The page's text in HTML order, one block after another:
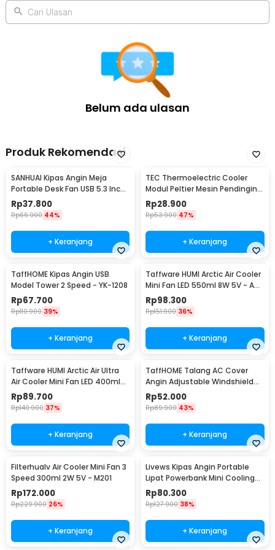
Cari Ulasan
Belum ada ulasan
Produk Rekomendasi
SANHUAI Kipas Angin Meja
Portable Desk Fan USB 5.3 Inch
2.5W - A18
Rp37.800
Rp66.900 44%
+ Keranjang
TEC Thermoelectric Cooler
Modul Peltier Mesin Pendingin
92W 12V - TEC1-12706
Rp28.900
Rp53.900 47%
+ Keranjang
TaffHOME Kipas Angin USB
Model Tower 2 Speed - YK-1208
Rp67.700
Rp110.900 39%
+ Keranjang
Taffware HUMI Arctic Air Cooler
Mini Fan LED 550ml 8W 5V - AA-
MC4
Rp98.300
Rp151.900 36%
+ Keranjang
Taffware HUMI Arctic Air Ultra
Air Cooler Mini Fan LED 400ml
8W 5V - K-F009
Rp89.700
Rp140.900 37%
+ Keranjang
TaffHOME Talang AC Cover
Angin Adjustable Windshield
Deflector - WB588
Rp52.000
Rp89.900 43%
+ Keranjang
Filterhualv Air Cooler Mini Fan 3
Speed 300ml 2W 5V - M201
Rp172.000
Rp229.900 26%
+ Keranjang
Livews Kipas Angin Portable
Lipat Powerbank Mini Cooling
Fan 3000mAh - F3
Rp80.300
Rp127.900 38%
+ Keranjang